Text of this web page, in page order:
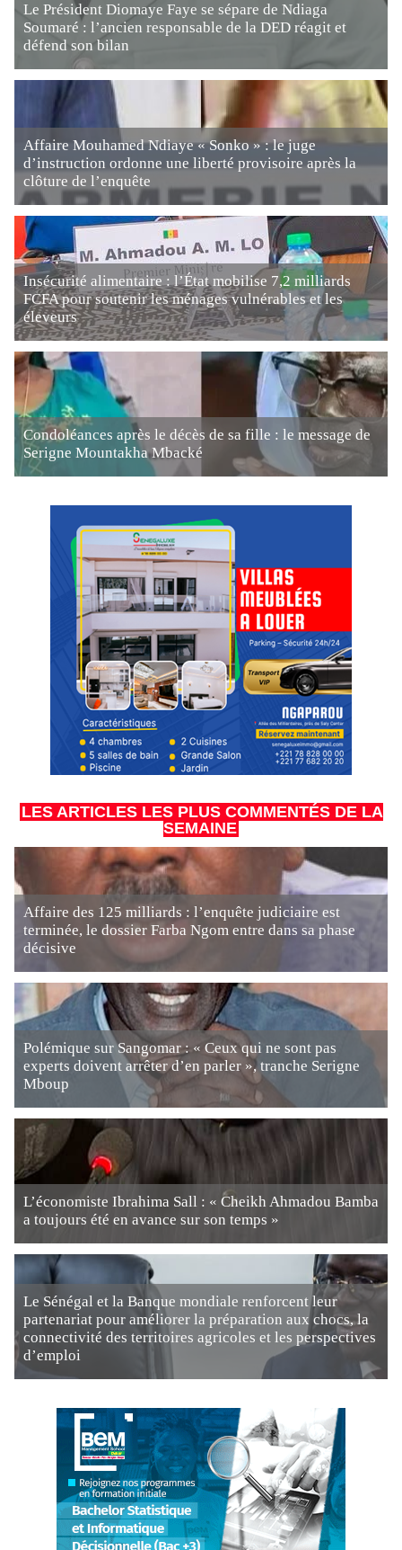
Le Président Diomaye Faye se sépare de Ndiaga
Soumaré : l’ancien responsable de la DED réagit et
défend son bilan
Affaire Mouhamed Ndiaye « Sonko » : le juge
d’instruction ordonne une liberté provisoire après la
clôture de l’enquête
Insécurité alimentaire : l’État mobilise 7,2 milliards
FCFA pour soutenir les ménages vulnérables et les
éleveurs
Condoléances après le décès de sa fille : le message de
Serigne Mountakha Mbacké
LES ARTICLES LES PLUS COMMENTÉS DE LA
SEMAINE
Affaire des 125 milliards : l’enquête judiciaire est
terminée, le dossier Farba Ngom entre dans sa phase
décisive
Polémique sur Sangomar : « Ceux qui ne sont pas
experts doivent arrêter d’en parler », tranche Serigne
Mboup
L’économiste Ibrahima Sall : « Cheikh Ahmadou Bamba
a toujours été en avance sur son temps »
Le Sénégal et la Banque mondiale renforcent leur
partenariat pour améliorer la préparation aux chocs, la
connectivité des territoires agricoles et les perspectives
d’emploi